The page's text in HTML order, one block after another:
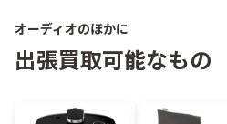
オーディオのほかに
出張買取可能なもの